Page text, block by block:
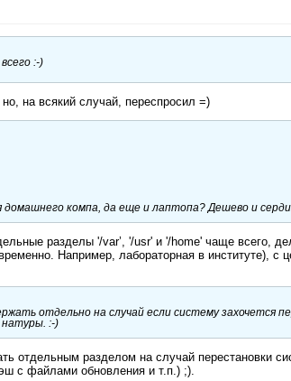
:-)
на всякий случай, переспросил =)
домашнего компа, да еще и лаптопа? Дешево и
разделы '/var’, '/usr' и '/home' чаще всего,
Например, лабораторная в институте), с
отдельно на случай если систему захочется
натуры. :-)
отдельным разделом на случай перестановки
с файлами обновления и т.п.) ;).